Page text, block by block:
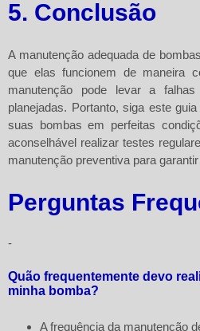
5. Conclusão
A manutenção adequada de
que elas funcionem de maneira
manutenção pode levar a
planejadas. Portanto, siga este
suas bombas em perfeitas
aconselhável realizar testes
manutenção preventiva para
Perguntas
-
Quão frequentemente devo
minha bomba?
A frequência da manutenção